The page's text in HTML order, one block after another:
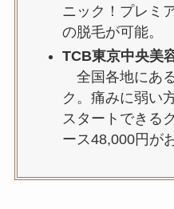
ニック！プレミ
の脱毛が可能。
TCB東京中央美
全国各地にあ
ク。痛みに弱い
スタートできる
ース48,000円が